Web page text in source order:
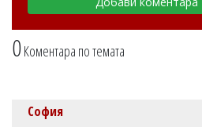
0Коментара по темата
София